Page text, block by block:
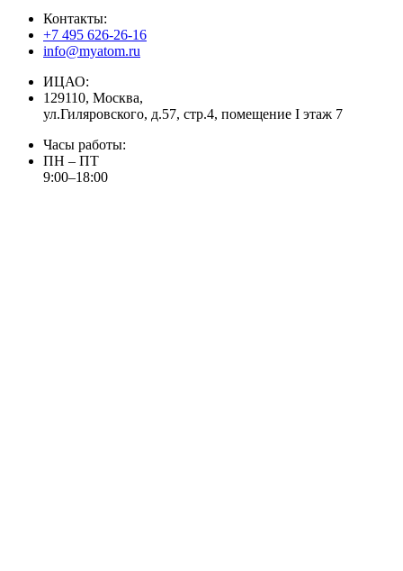
Контакты:
+7 495 626-26-16
info@myatom.ru
ИЦАО:
129110, Москва,
ул.Гиляровского, д.57, стр.4, помещение I этаж 7
Часы работы:
ПН – ПТ
9:00–18:00